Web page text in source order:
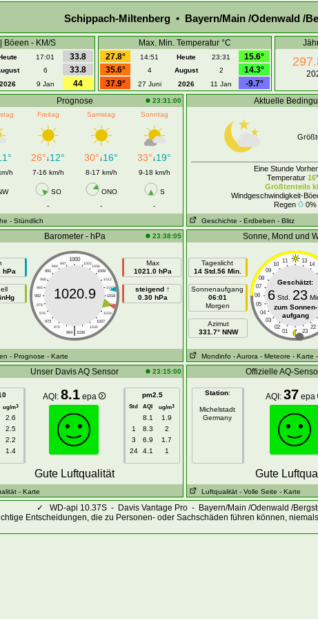
Schippach-Miltenberg • Bayern/Main /Odenwald /
Böeen - KM/S
17:01
33.8
6
33.8
2026 9 Jan 44
Max. Min. Temperatur °C
27.8°
14:51 Heute 23:31
15.6°
35.6°
4 August 2
14.3°
37.9°
27 Juni 2026 11 Jan -9.7°
Prognose
23:31:00
Freitag Samstag Sonntag
26°↓12° 30°↓16° 33°↓19°
h 7-16 km/h 8-17 km/h 9-18 km/h
SO ONO
S
- -
-
- Stündlich
Aktuelle
Eine Stunde
Temperatur 16
Größtenteils
Windgeschwindigkeit-
Regen
0%
Geschichte - Erdbeben - Blitz
Barometer - hPa 23:38:05
hPa
1000
997 1003
994
1006
991
1009
988
1012
985
1015
982
1018
979
1021
976
1024
973
1027
970
1030
|
964 1036
1020.9
Max
1021.0 hPa
steigend ↑
0.30 hPa
- Prognose - Karte
Sonne, Mond und
Tageslicht
14 Std.56 Min.
Sonnenaufgang
06:01
Morgen
Azimut
331.7° NNW
11 13
10
14
09
08
07
06
05
04
03
02
22
01 23
Geschätzt:
6 Std. 23
zum Sonnen-
aufgang
Mondinfo - Aurora - Meteore - Karte
Unser Davis AQ Sensor 23:15:00
ug/m3
2.6
2.5
2.2
1.4
AQI: 8.1 epa pm2.5
Std AQI ug/m3
8.1
1.9
1
8.3
2
3
6.9
1.7
24
4.1 1
Gute Luftqualität
- Karte
Offizielle AQ-
Station:
Michelstadt
Germany
AQI: 37 epa
Gute
Luftqualität - Volle Seite - Karte
✓
WD-api 10.37S - Davis Vantage Pro - Bayern/Main /Odenwald /
Entscheidungen, die zu Personen- oder Sachschäden führen können,